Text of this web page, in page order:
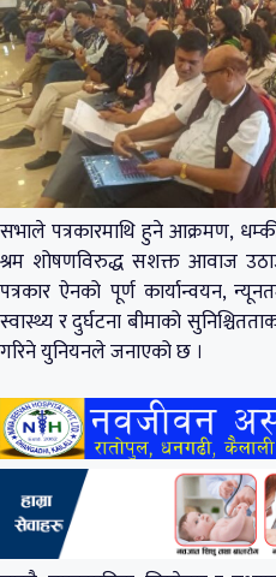
सभाले पत्रकारमाथि हुने आक्रमण,
श्रम शोषणविरुद्ध सशक्त आवाज
पत्रकार ऐनको पूर्ण कार्यान्वयन,
स्वास्थ्य र दुर्घटना बीमाको
गरिने युनियनले जनाएको छ ।